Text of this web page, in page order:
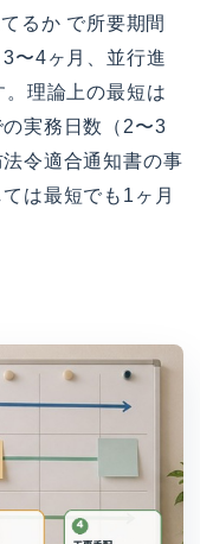
るか で所要期間
〜4ヶ月、並行進
理論上の最短は
実務日数（2〜3
令適合通知書の事
は最短でも1ヶ月